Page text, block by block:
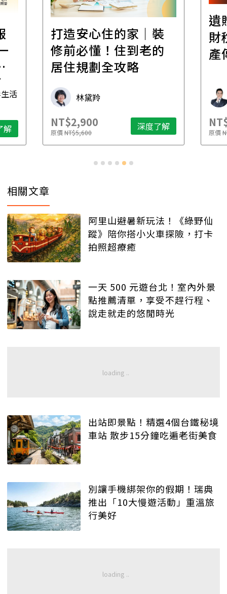
活
解
打造安心住的家｜裝
修前必懂！住到老的
居住規劃全攻略
林黛羚
NT$2,900
原價NT$5,600 深度了解
遺
財
產
原價
相關文章
阿里山避暑新玩法！《綠野仙
蹤》陪你搭小火車探險，打卡
拍照超療癒
一天 500 元遊台北！室內外景
點推薦清單，享受不趕行程、
說走就走的悠閒時光
出站即景點！精選4個台鐵秘境
車站 散步15分鐘吃遍老街美食
別讓手機綁架你的假期！瑞典
推出「10大慢遊活動」重溫旅
行美好